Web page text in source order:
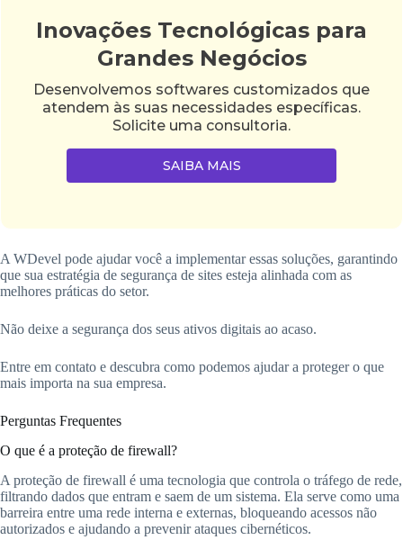
Inovações Tecnológicas para
Grandes Negócios
Desenvolvemos softwares customizados que
atendem às suas necessidades específicas.
Solicite uma consultoria.
SAIBA MAIS
A WDevel pode ajudar você a implementar essas soluções, garantindo
que sua estratégia de segurança de sites esteja alinhada com as
melhores práticas do setor.
Não deixe a segurança dos seus ativos digitais ao acaso.
Entre em contato e descubra como podemos ajudar a proteger o que
mais importa na sua empresa.
Perguntas Frequentes
O que é a proteção de firewall?
A proteção de firewall é uma tecnologia que controla o tráfego de rede,
filtrando dados que entram e saem de um sistema. Ela serve como uma
barreira entre uma rede interna e externas, bloqueando acessos não
autorizados e ajudando a prevenir ataques cibernéticos.